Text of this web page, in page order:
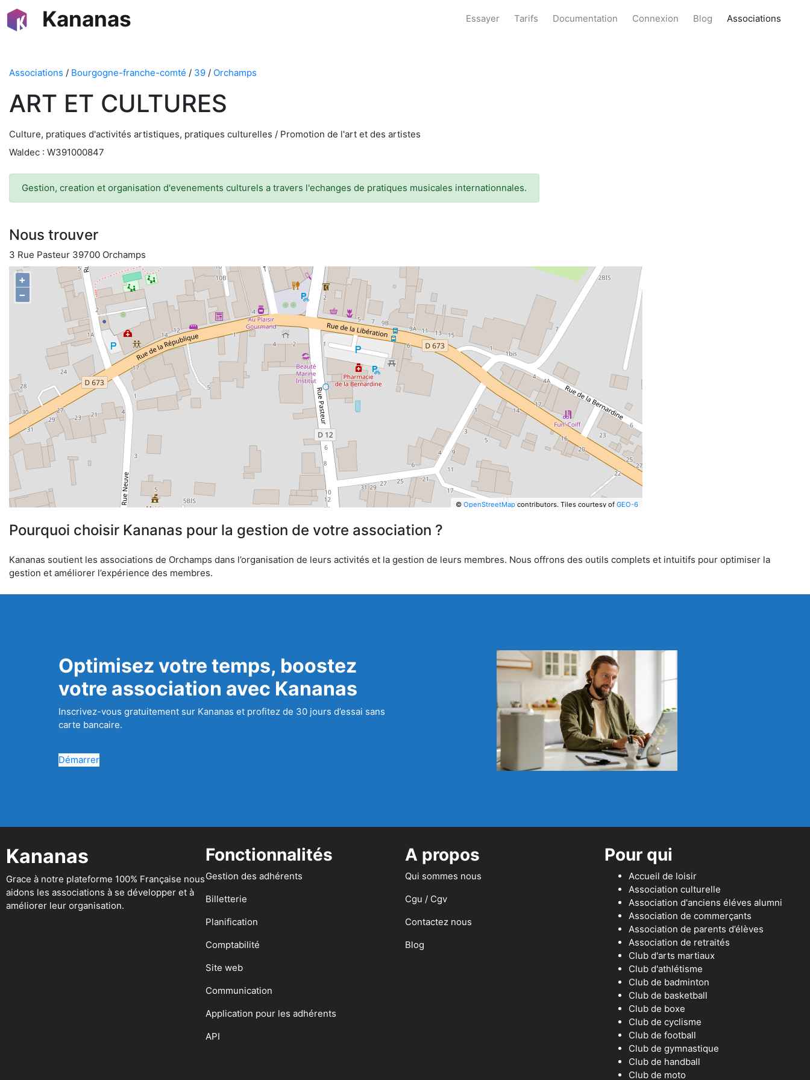
Kananas Essayer Tarifs Documentation Connexion Blog Associations
Associations / Bourgogne-franche-comté / 39 / Orchamps
ART ET CULTURES
Culture, pratiques d'activités artistiques, pratiques culturelles / Promotion de l'art et des artistes
Waldec : W391000847
Gestion, creation et organisation d'evenements culturels a travers l'echanges de pratiques musicales internationnales.
Nous trouver
3 Rue Pasteur 39700 Orchamps
+
−
© OpenStreetMapcontributors. Tiles courtesy of GEO-6
Pourquoi choisir Kananas pour la gestion de votre association ?
Kananas soutient les associations de Orchamps dans l’organisation de leurs activités et la gestion de leurs membres. Nous offrons des outils complets et intuitifs pour optimiser la
gestion et améliorer l’expérience des membres.
Optimisez votre temps, boostez
votre association avec Kananas
Inscrivez-vous gratuitement sur Kananas et profitez de 30 jours d’essai sans
carte bancaire.
Démarrer
Kananas
Grace à notre plateforme 100% Française nous
aidons les associations à se développer et à
améliorer leur organisation.
Fonctionnalités
Gestion des adhérents
Billetterie
Planification
Comptabilité
Site web
Communication
Application pour les adhérents
API
A propos
Qui sommes nous
Cgu / Cgv
Contactez nous
Blog
Pour qui
Accueil de loisir
Association culturelle
Association d'anciens éléves alumni
Association de commerçants
Association de parents d’élèves
Association de retraités
Club d'arts martiaux
Club d'athlétisme
Club de badminton
Club de basketball
Club de boxe
Club de cyclisme
Club de football
Club de gymnastique
Club de handball
Club de moto